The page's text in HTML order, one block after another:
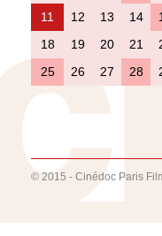
11
12 13 14
18
19 20 21
25
26 27 28
© 2015 - Cinédoc Paris